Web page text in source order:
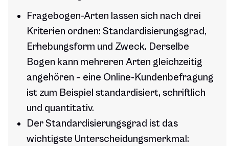
Fragebogen-Arten lassen sich nach drei
Kriterien ordnen: Standardisierungsgrad,
Erhebungsform und Zweck. Derselbe
Bogen kann mehreren Arten gleichzeitig
angehören – eine Online-Kundenbefragung
ist zum Beispiel standardisiert, schriftlich
und quantitativ.
Der Standardisierungsgrad ist das
wichtigste Unterscheidungsmerkmal: